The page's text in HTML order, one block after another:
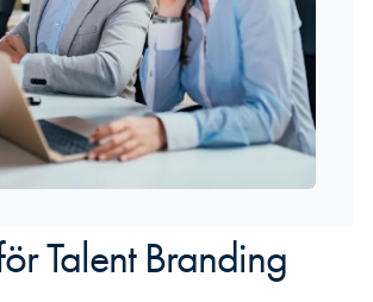
Talent Branding